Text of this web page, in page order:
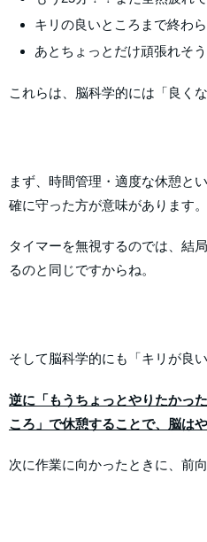
キリの良いところまで終わ
あとちょっとだけ頑張れそう
これらは、脳科学的には「良く
まず、時間管理・適度な休憩と
確に守った方が意味があります。
タイマーを無視するのでは、結
るのと同じですからね。
そして脳科学的にも「キリが良
逆に「もうちょっとやりたかっ
ころ」で休憩することで、脳は
次に作業に向かったときに、前